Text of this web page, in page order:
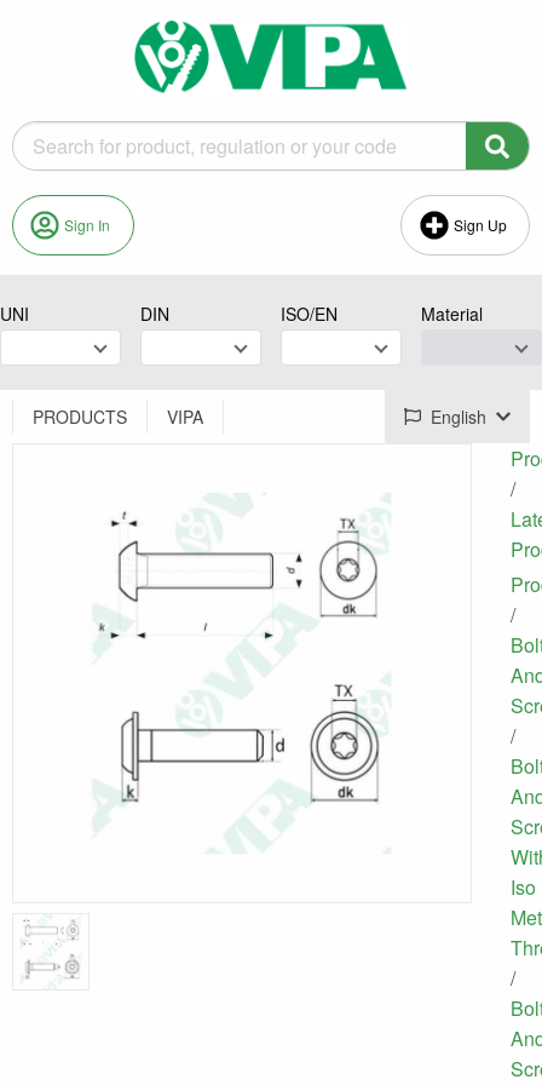
Sign In Sign Up
UNI DIN ISO/EN Material
PRODUCTS VIPA English
/
/
/
Iso
/